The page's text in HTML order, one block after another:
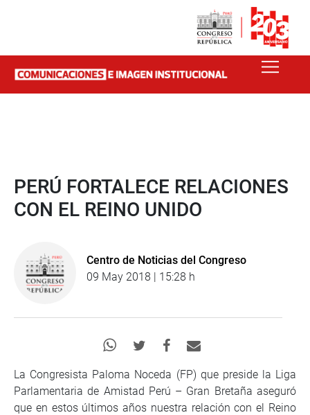
PERÚ FORTALECE RELACIONES
CON EL REINO UNIDO
Centro de Noticias del Congreso
09 May 2018 | 15:28 h
La Congresista Paloma Noceda (FP) que preside la Liga
Parlamentaria de Amistad Perú – Gran Bretaña aseguró
que en estos últimos años nuestra relación con el Reino